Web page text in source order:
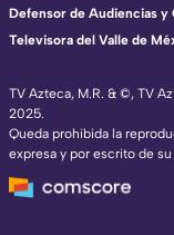
TV Azteca, M.R. & ©, TV
2025.
Queda prohibida la
expresa y por escrito de
Defensor de Audiencias y
Televisora del Valle de